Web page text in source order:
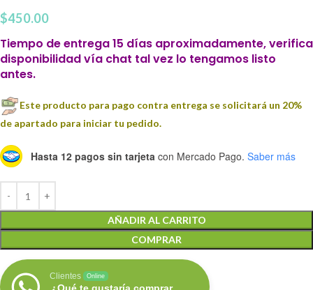
$450.00
Tiempo de entrega 15 días aproximadamente, verifica
disponibilidad vía chat tal vez lo tengamos listo
antes.
Este producto para pago contra entrega se solicitará un 20%
de apartado para iniciar tu pedido.
Hasta 12 pagos sin tarjeta con Mercado Pago. Saber más
AÑADIR AL CARRITO
COMPRAR
Clientes Online